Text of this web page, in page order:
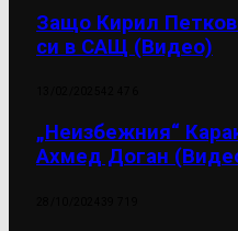
Защо Кирил Петков
си в САЩ (Видео)
„Неизбежния“
Ахмед Доган